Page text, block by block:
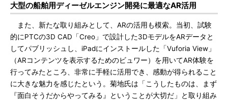
大型の船舶用ディーゼルエンジン開発に最適なAR活用
また、新たな取り組みとして、ARの活用も模索。当初、試験
的にPTCの3D CAD「Creo」で設計した3DモデルをARデータと
してパブリッシュし、iPadにインストールした「Vuforia View」
（ARコンテンツを表示するためのビュワー）を用いてAR体験を
行ってみたところ、非常に手軽に活用でき、感動が得られること
に大きな魅力を感じたという。菊地氏は「こうしたものは、まず
『面白そうだからやってみる』ということが大切だ」と取り組み